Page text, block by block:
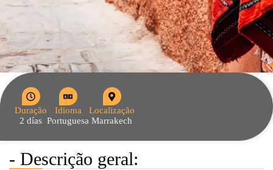
Duração
2 días
Idioma
Portuguesa
Localização
Marrakech
- Descrição geral: